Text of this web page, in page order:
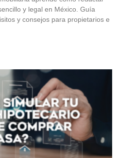
y legal en México. Guía
y consejos para propietarios e